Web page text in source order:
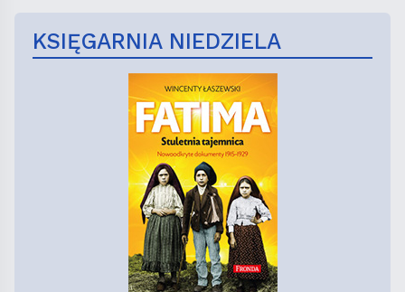
KSIĘGARNIA NIEDZIELA